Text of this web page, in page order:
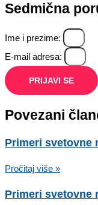
Sedmična
Ime i prezime:
E-mail adresa:
PRIJAVI SE
Povezani
Primeri svetovne
Pročitaj više »
Primeri svetovne